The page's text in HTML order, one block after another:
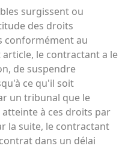
surgissent ou
des droits
conformément au
le contractant a le
de suspendre
ce qu'il soit
un tribunal que le
à ces droits par
la suite, le contractant
dans un délai